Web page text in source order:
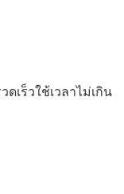
เร็วใช้เวลาไม่เกิน